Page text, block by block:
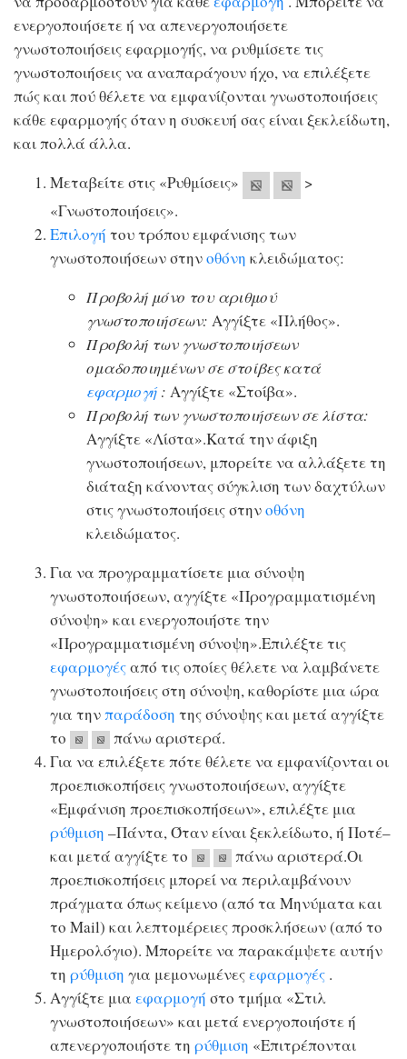
ενεργοποιήσετε ή να απενεργοποιήσετε
γνωστοποιήσεις εφαρμογής, να ρυθμίσετε τις
γνωστοποιήσεις να αναπαράγουν ήχο, να επιλέξετε
πώς και πού θέλετε να εμφανίζονται γνωστοποιήσεις
κάθε εφαρμογής όταν η συσκευή σας είναι ξεκλείδωτη,
και πολλά άλλα.
Μεταβείτε στις «Ρυθμίσεις»
>
«Γνωστοποιήσεις».
Επιλογή του τρόπου εμφάνισης των
γνωστοποιήσεων στηνοθόνη κλειδώματος:
Προβολή μόνο του αριθμού
γνωστοποιήσεων: Αγγίξτε «Πλήθος».
Προβολή των γνωστοποιήσεων
ομαδοποιημένων σε στοίβες κατά
εφαρμογή : Αγγίξτε «Στοίβα».
Προβολή των γνωστοποιήσεων σε λίστα:
Αγγίξτε «Λίστα».Κατά την άφιξη
γνωστοποιήσεων, μπορείτε να αλλάξετε τη
διάταξη κάνοντας σύγκλιση των δαχτύλων
στις γνωστοποιήσεις στηνοθόνη
κλειδώματος.
Για να προγραμματίσετε μια σύνοψη
γνωστοποιήσεων, αγγίξτε «Προγραμματισμένη
σύνοψη» και ενεργοποιήστε την
«Προγραμματισμένη σύνοψη».Επιλέξτε τις
εφαρμογέςαπό τις οποίες θέλετε να λαμβάνετε
γνωστοποιήσεις στη σύνοψη, καθορίστε μια ώρα
για τηνπαράδοση της σύνοψης και μετά αγγίξτε
το
πάνω αριστερά.
Για να επιλέξετε πότε θέλετε να εμφανίζονται οι
προεπισκοπήσεις γνωστοποιήσεων, αγγίξτε
«Εμφάνιση προεπισκοπήσεων», επιλέξτε μια
ρύθμιση –Πάντα, Όταν είναι ξεκλείδωτο, ή Ποτέ–
και μετά αγγίξτε το
πάνω αριστερά.Οι
προεπισκοπήσεις μπορεί να περιλαμβάνουν
πράγματα όπως κείμενο (από τα Μηνύματα και
το Mail) και λεπτομέρειες προσκλήσεων (από το
Ημερολόγιο). Μπορείτε να παρακάμψετε αυτήν
τη ρύθμιση για μεμονωμένεςεφαρμογές .
Αγγίξτε μια εφαρμογή στο τμήμα «Στιλ
γνωστοποιήσεων» και μετά ενεργοποιήστε ή
απενεργοποιήστε τη ρύθμιση «Επιτρέπονται